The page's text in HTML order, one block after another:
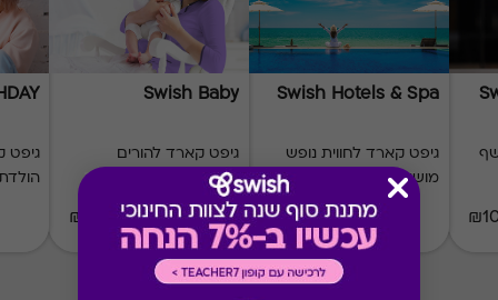
Swish Hotels & Spa
גיפט קארד לחווית נופש
מושלמת
₪50-₪1000
Swish Baby
גיפט קארד להורים
ולתינוק
₪20-₪1000
גיפט